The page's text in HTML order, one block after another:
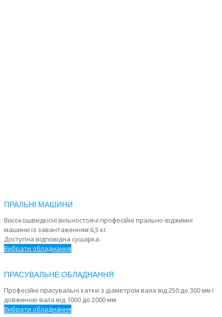
ПРАЛЬНІ МАШИНИ
Високошвидкісні вільностоячі професійні прально-віджимні
машини із завантаженням 6,5 кг.
Доступна відповідна сушарка.
Вибрати обладнання
ПРАСУВАЛЬНЕ ОБЛАДНАННЯ
Професійні прасувальні катки з діаметром вала від 250 до 300 мм і
довжиною вала від 1000 до 2000 мм.
Вибрати обладнання